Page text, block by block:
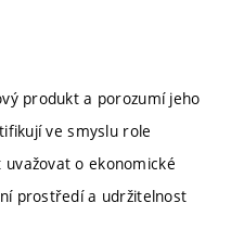
produkt a porozumí jeho
ve smyslu role
o ekonomické
prostředí a udržitelnost